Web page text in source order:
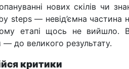
нових скілів чи
steps — невід’ємна
етапі щось не вийшло.
до великого результату.
критики